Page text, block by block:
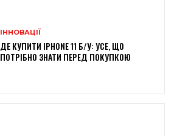
ІННОВАЦІЇ
ДЕ КУПИТИ IPHONE 11 Б/У: УСЕ, ЩО
ПОТРІБНО ЗНАТИ ПЕРЕД ПОКУПКОЮ